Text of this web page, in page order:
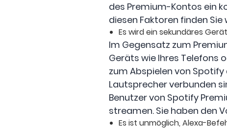
des Premium-Kontos ein
diesen Faktoren finden Sie
Es wird ein sekundäres
Im Gegensatz zum
Geräts wie Ihres Telefons
zum Abspielen von
Lautsprecher verbunden
Benutzer von Spotify
streamen. Sie haben den
Es ist unmöglich, Alexa-